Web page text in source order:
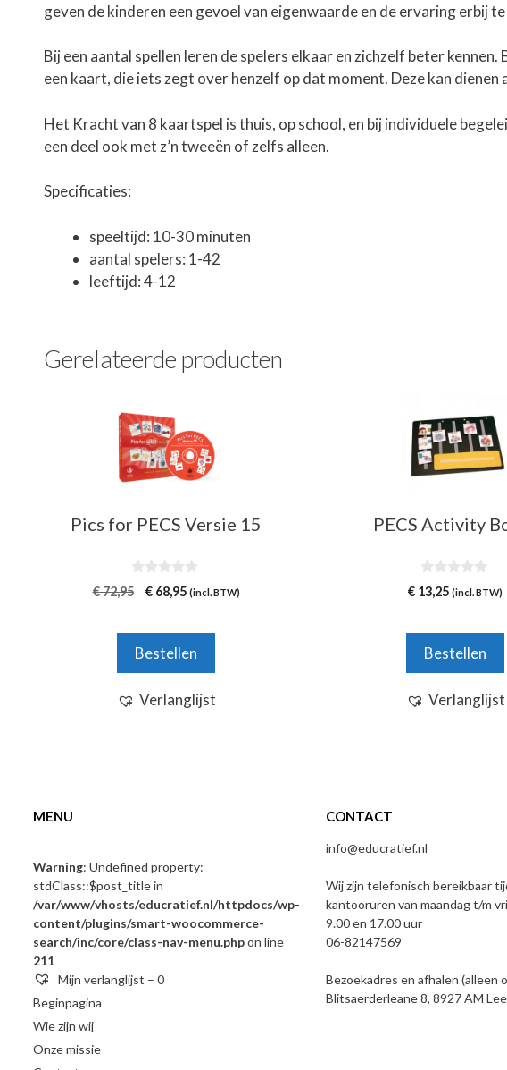
geven de kinderen een gevoel van eigenwaarde en de ervaring erbij
Bij een aantal spellen leren de spelers elkaar en zichzelf beter
een kaart, die iets zegt over henzelf op dat moment. Deze kan
Het Kracht van 8 kaartspel is thuis, op school, en bij individuele
een deel ook met z’n tweeën of zelfs alleen.
Specificaties:
speeltijd: 10-30 minuten
aantal spelers: 1-42
leeftijd: 4-12
Gerelateerde producten
Pics for PECS Versie 15
0
v
5
€72,95
Oorspronkelijke
€ 72,95.
€68,95Huidige
(incl. BTW)
Bestellen
Verlanglijst
PECS Activity
0
v
5
€ 13,25 (incl. BTW)
Bestellen
Verlanglijst
MENU
Warning: Undefined property:
stdClass::$post_title in
/var/www/vhosts/educratief.nl/httpdocs/wp-
content/plugins/smart-woocommerce-
search/inc/core/class-nav-menu.phpon line
211
Mijn verlanglijst – 0
Beginpagina
Wie zijn wij
Onze missie
CONTACT
info@educratief.nl
Wij zijn telefonisch bereikbaar
kantooruren van maandag t/m
9.00 en 17.00 uur
06-82147569
Bezoekadres en afhalen (alleen
Blitsaerderleane 8, 8927 AM